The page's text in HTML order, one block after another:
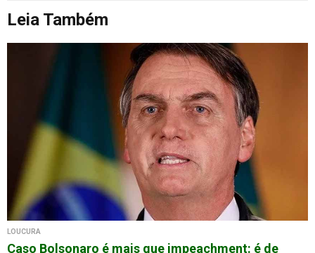
Leia Também
LOUCURA
Caso Bolsonaro é mais que impeachment: é de